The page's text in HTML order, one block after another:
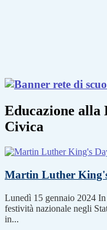
Educazione alla
Civica
Martin Luther
Lunedì 15 gennaio 2024
festività nazionale negli
in...